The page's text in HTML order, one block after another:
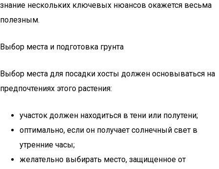
знание нескольких ключевых нюансов окажется весьма
полезным.
Выбор места и подготовка грунта
Выбор места для посадки хосты должен основываться на
предпочтениях этого растения:
участок должен находиться в тени или полутени;
оптимально, если он получает солнечный свет в
утренние часы;
желательно выбирать место, защищенное от